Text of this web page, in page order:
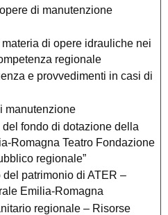
di manutenzione
di opere idrauliche nei
regionale
e provvedimenti in casi di
manutenzione
del fondo di dotazione della
Romagna Teatro Fondazione
regionale”
del patrimonio di ATER –
Emilia-Romagna
regionale – Risorse